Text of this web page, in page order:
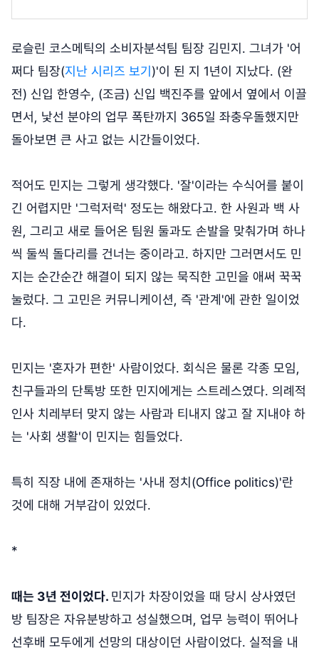
로슬린 코스메틱의 소비자분석팀 팀장 김민지. 그녀가 '어
쩌다 팀장(지난 시리즈 보기 )'이 된 지 1년이 지났다. (완
전) 신입 한영수, (조금) 신입 백진주를 앞에서 옆에서 이끌
면서, 낯선 분야의 업무 폭탄까지 365일 좌충우돌했지만
돌아보면 큰 사고 없는 시간들이었다.
적어도 민지는 그렇게 생각했다. '잘'이라는 수식어를 붙이
긴 어렵지만 '그럭저럭' 정도는 해왔다고. 한 사원과 백 사
원, 그리고 새로 들어온 팀원 둘과도 손발을 맞춰가며 하나
씩 둘씩 돌다리를 건너는 중이라고. 하지만 그러면서도 민
지는 순간순간 해결이 되지 않는 묵직한 고민을 애써 꾹꾹
눌렀다. 그 고민은 커뮤니케이션, 즉 '관계'에 관한 일이었
다.
민지는 '혼자가 편한' 사람이었다. 회식은 물론 각종 모임,
친구들과의 단톡방 또한 민지에게는 스트레스였다. 의례적
인사 치레부터 맞지 않는 사람과 티내지 않고 잘 지내야 하
는 '사회 생활'이 민지는 힘들었다.
특히 직장 내에 존재하는 '사내 정치(Office politics)'란
것에 대해 거부감이 있었다.
*
때는 3년 전이었다. 민지가 차장이었을 때 당시 상사였던
방 팀장은 자유분방하고 성실했으며, 업무 능력이 뛰어나
선후배 모두에게 선망의 대상이던 사람이었다. 실적을 내